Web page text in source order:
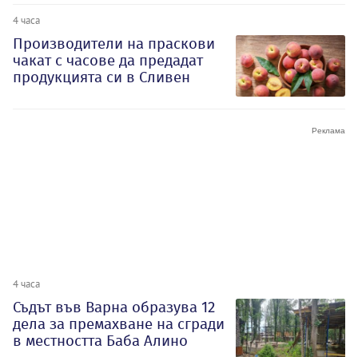
4 часа
Производители на праскови
чакат с часове да предадат
продукцията си в Сливен
4 часа
Съдът във Варна образува 12
дела за премахване на сгради
в местността Баба Алино